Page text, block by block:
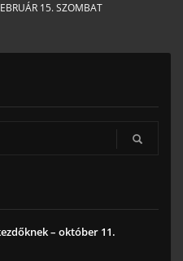
15. SZOMBAT
– október 11.